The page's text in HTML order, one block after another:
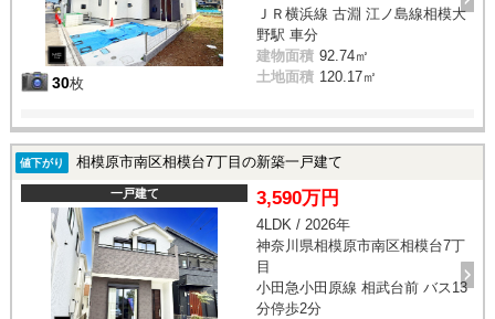
30枚
ＪＲ横浜線 古淵 江ノ島線相模大
野駅 車分
建物面積 92.74㎡
土地面積 120.17㎡
値下がり 相模原市南区相模台7丁目の新築一戸建て
一戸建て 3,590万円
4LDK / 2026年
神奈川県相模原市南区相模台7丁
目
小田急小田原線 相武台前 バス13
分停歩2分